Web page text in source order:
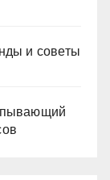
и советы